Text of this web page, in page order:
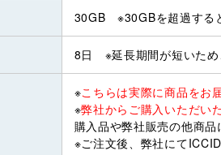
30GB ※30GBを超過する
8日 ※延長期間が短いため
※こちらは実際に商品をお
※弊社からご購入いただい
購入品や弊社販売の他商品
※ご注文後、弊社にて